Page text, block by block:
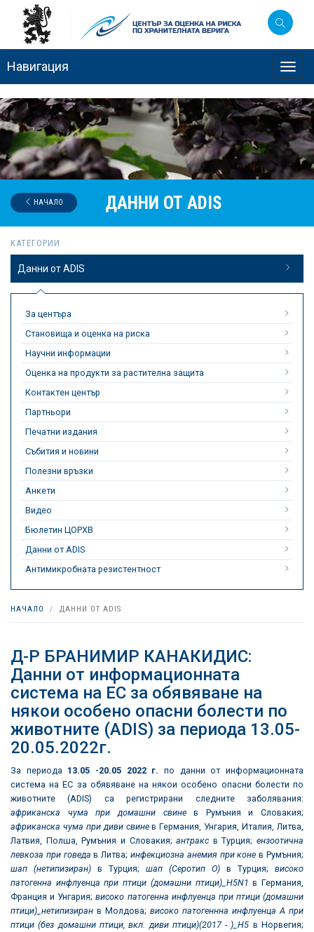
Навигация
ДАННИ ОТ ADIS
НАЧАЛО
КАТЕГОРИИ
Данни от ADIS
За центъра
Становища и оценка на риска
Научни информации
Оценка на продукти за растителна защита
Контактен център
Партньори
Печатни издания
Събития и новини
Полезни връзки
Анкети
Видео
Бюлетин ЦОРХВ
Данни от ADIS
Антимикробната резистентност
НАЧАЛО ДАННИ ОТ ADIS
Д-Р БРАНИМИР КАНАКИДИС:
Данни от информационната
система на ЕС за обявяване на
някои особено опасни болести по
животните (ADIS) за периода 13.05-
20.05.2022г.
За периода 13.05 -20.05 2022 г.по данни от информационната
система на ЕС за обявяване на някои особено опасни болести по
животните (ADIS) са регистрирани следните заболявания:
африканска чума при домашни свинев Румъния и Словакия;
африканска чума при диви свинев Германия, Унгария, Италия, Литва,
Латвия, Полша, Румъния и Словакия;антракс в Турция; ензоотична
левкоза при говеда в Литва;инфекциозна анемия при коне в Румъния;
шап (нетипизиран) в Турция; шап (Серотип О) в Турция; високо
патогенна инфлуенца при птици (домашни птици)_ H5N1 в Германия,
Франция и Унгария;високо патогенна инфлуенца при птици (домашни
птици)_нетипизиран в Молдова; високо патогеннна инфлуенца А при
птици (без домашни птици, вкл. диви птици)(2017 - )_Н5 в Норвегия;